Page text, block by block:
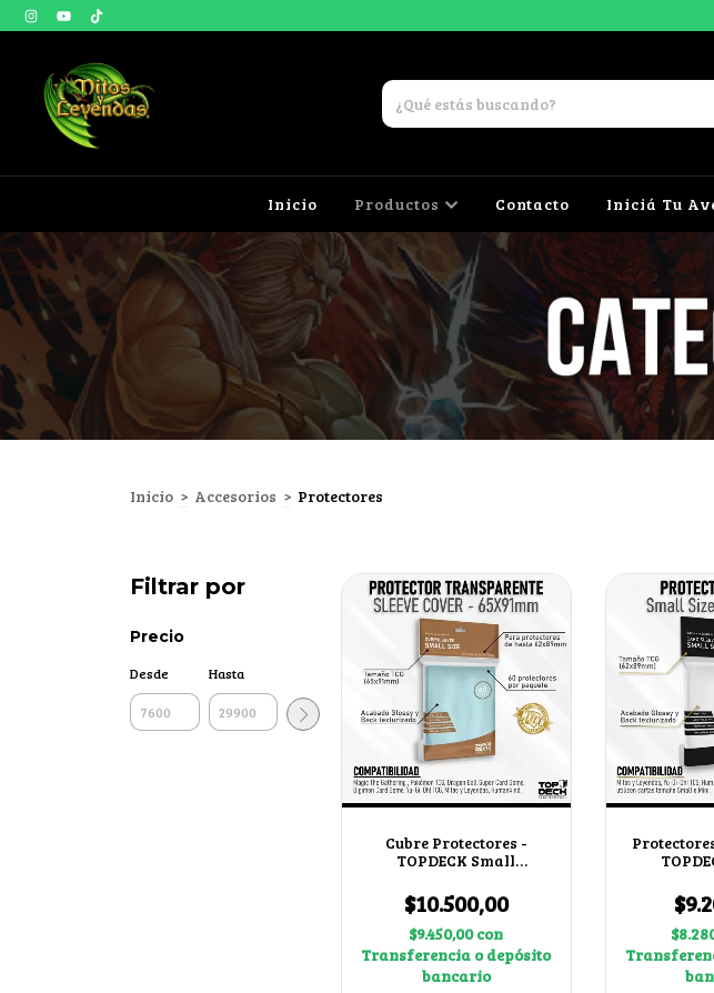
Inicio Productos Contacto Iniciá Tu
Inicio > Accesorios > Protectores
Filtrar por
Precio
Desde Hasta
Cubre Protectores -
TOPDECK Small
$10.500,00
$9.450,00con
Transferencia o depósito
bancario